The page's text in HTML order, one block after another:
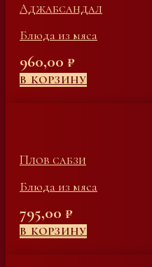
Аджабсандал
Блюда из мяса
960,00 ₽
В КОРЗИНУ
Плов сабзи
Блюда из мяса
795,00 ₽
В КОРЗИНУ